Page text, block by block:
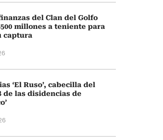
del Clan del Golfo
millones a teniente para
captura
‘El Ruso’, cabecilla del
de las disidencias de